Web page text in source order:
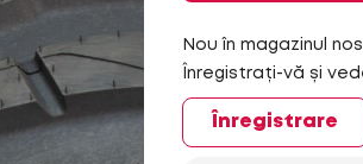
Nou în magazinul
Înregistrați-vă și
Înregistrare